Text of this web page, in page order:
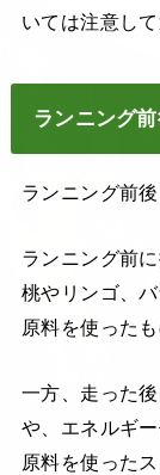
いては注意し
ランニング
ランニング前
ランニング前
桃やリンゴ、
原料を使った
一方、走った
や、エネルギ
原料を使った